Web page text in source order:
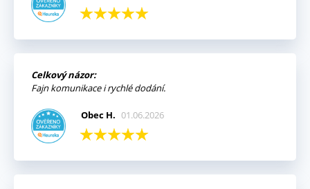
Celkový názor:
Fajn komunikace i rychlé dodání.
Obec H. 01.06.2026